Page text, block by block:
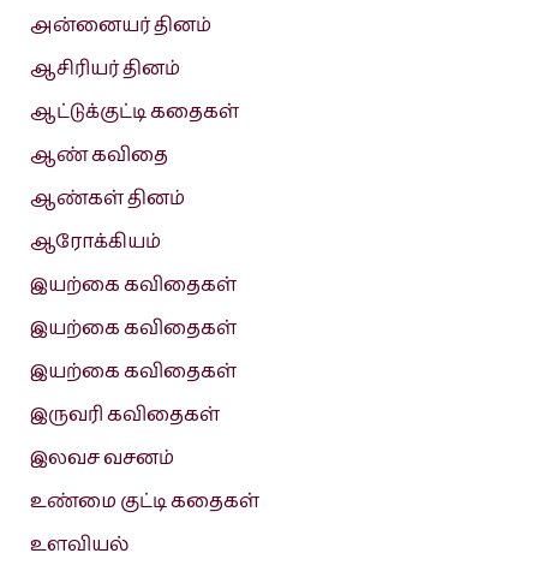
அன்னையர் தினம்
ஆசிரியர் தினம்
ஆட்டுக்குட்டி கதைகள்
ஆண் கவிதை
ஆண்கள் தினம்
ஆரோக்கியம்
இயற்கை கவிதைகள்
இயற்கை கவிதைகள்
இயற்கை கவிதைகள்
இருவரி கவிதைகள்
இலவச வசனம்
உண்மை குட்டி கதைகள்
உளவியல்